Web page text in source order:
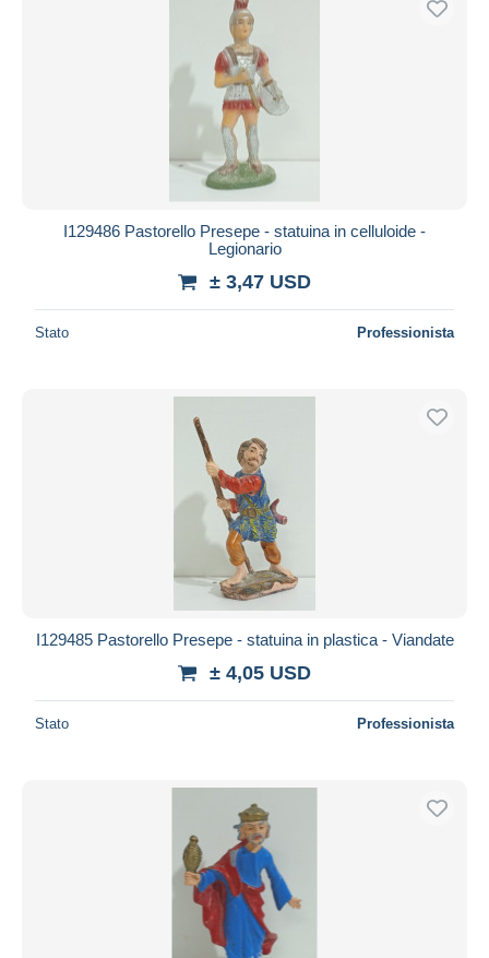
I129486 Pastorello Presepe - statuina in celluloide -
Legionario
± 3,47 USD
Stato Professionista
I129485 Pastorello Presepe - statuina in plastica - Viandate
± 4,05 USD
Stato Professionista